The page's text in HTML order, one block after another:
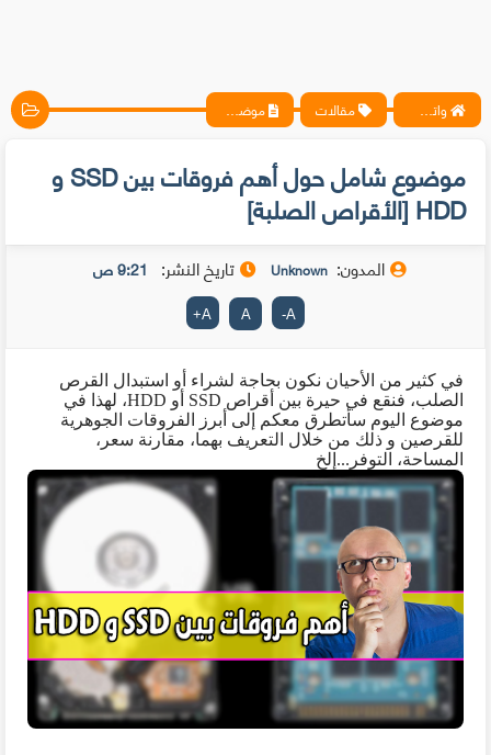
واتس آب ، فيسبوك ، أنترنت ، شروحات تقنية حصرية - المحترف مقالات موضوع شامل حول أهم فروقات بين SSD و HDD [الأقراص الصلبة]
موضوع شامل حول أهم فروقات بين SSD و
HDD [الأقراص الصلبة]
المدون: Unknown تاريخ النشر: 9:21 ص
A
-
A
A
+
في كثير من الأحيان نكون بحاجة لشراء أو استبدال القرص
الصلب، فنقع في حيرة بين أقراص SSD أو HDD، لهذا في
موضوع اليوم سأتطرق معكم إلى أبرز الفروقات الجوهرية
للقرصين و ذلك من خلال التعريف بهما، مقارنة سعر،
المساحة، التوفر...إلخ